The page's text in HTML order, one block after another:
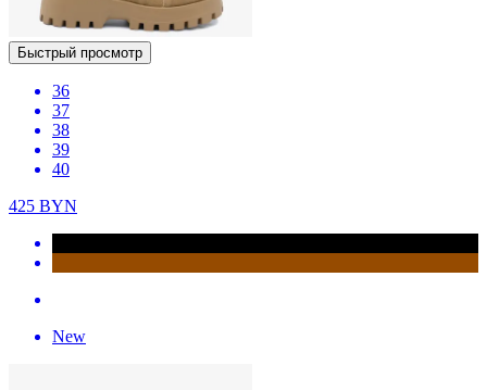
Быстрый просмотр
36
37
38
39
40
425 BYN
New